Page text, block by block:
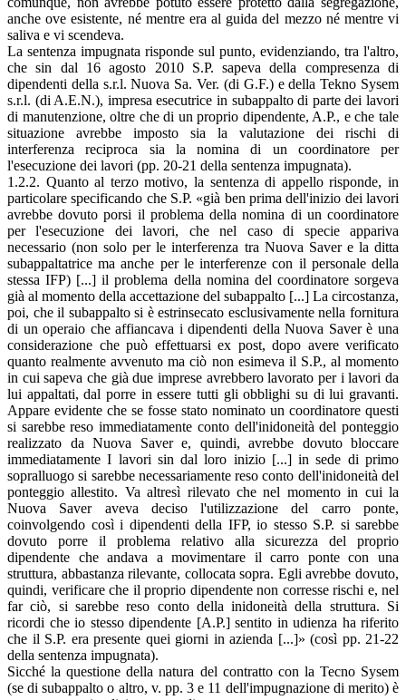
anche ove esistente, né mentre era al guida del mezzo né mentre vi
saliva e vi scendeva.
La sentenza impugnata risponde sul punto, evidenziando, tra l'altro,
che sin dal 16 agosto 2010 S.P. sapeva della compresenza di
dipendenti della s.r.l. Nuova Sa. Ver. (di G.F.) e della Tekno Sysem
s.r.l. (di A.E.N.), impresa esecutrice in subappalto di parte dei lavori
di manutenzione, oltre che di un proprio dipendente, A.P., e che tale
situazione avrebbe imposto sia la valutazione dei rischi di
interferenza reciproca sia la nomina di un coordinatore per
l'esecuzione dei lavori (pp. 20-21 della sentenza impugnata).
1.2.2. Quanto al terzo motivo, la sentenza di appello risponde, in
particolare specificando che S.P. «già ben prima dell'inizio dei lavori
avrebbe dovuto porsi il problema della nomina di un coordinatore
per l'esecuzione dei lavori, che nel caso di specie appariva
necessario (non solo per le interferenza tra Nuova Saver e la ditta
subappaltatrice ma anche per le interferenze con il personale della
stessa IFP) [...] il problema della nomina del coordinatore sorgeva
già al momento della accettazione del subappalto [...] La circostanza,
poi, che il subappalto si è estrinsecato esclusivamente nella fornitura
di un operaio che affiancava i dipendenti della Nuova Saver è una
considerazione che può effettuarsi ex post, dopo avere verificato
quanto realmente avvenuto ma ciò non esimeva il S.P., al momento
in cui sapeva che già due imprese avrebbero lavorato per i lavori da
lui appaltati, dal porre in essere tutti gli obblighi su di lui gravanti.
Appare evidente che se fosse stato nominato un coordinatore questi
si sarebbe reso immediatamente conto dell'inidoneità del ponteggio
realizzato da Nuova Saver e, quindi, avrebbe dovuto bloccare
immediatamente I lavori sin dal loro inizio [...] in sede di primo
sopralluogo si sarebbe necessariamente reso conto dell'inidoneità del
ponteggio allestito. Va altresì rilevato che nel momento in cui la
Nuova Saver aveva deciso l'utilizzazione del carro ponte,
coinvolgendo così i dipendenti della IFP, io stesso S.P. si sarebbe
dovuto porre il problema relativo alla sicurezza del proprio
dipendente che andava a movimentare il carro ponte con una
struttura, abbastanza rilevante, collocata sopra. Egli avrebbe dovuto,
quindi, verificare che il proprio dipendente non corresse rischi e, nel
far ciò, si sarebbe reso conto della inidoneità della struttura. Si
ricordi che io stesso dipendente [A.P.] sentito in udienza ha riferito
che il S.P. era presente quei giorni in azienda [...]» (così pp. 21-22
della sentenza impugnata).
Sicché la questione della natura del contratto con la Tecno Sysem
(se di subappalto o altro, v. pp. 3 e 11 dell'impugnazione di merito) è